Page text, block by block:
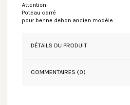
Attention
Poteau carré
pour benne debon ancien modèle
DÉTAILS DU PRODUIT
COMMENTAIRES (0)